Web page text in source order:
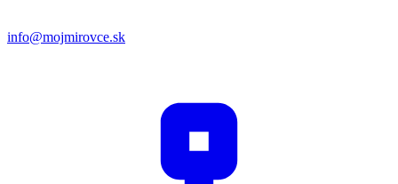
info@mojmirovce.sk